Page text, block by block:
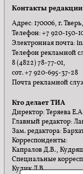
Контакты редакции
Адрес: 170006, г.
Телефон: +7 920-150-
Электронная почта:
Телефон рекламной
8 (4822) 78-77-01,
сот. +7 920-695-37-28
Почта рекламной
Кто делает ТИА
Директор: Теряева
Главный редактор:
Зам. редактора:
Корреспонденты:
Капралов Д.В.,
Специальные
Кулик Л.В.